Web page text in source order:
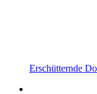
Erschütternde